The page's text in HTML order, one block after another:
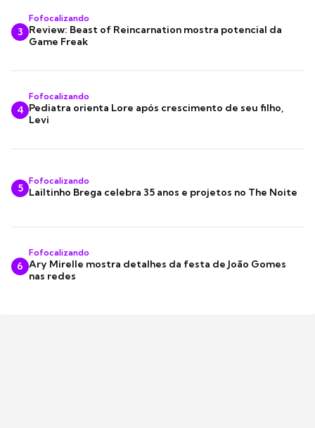
3
Fofocalizando
Review: Beast of Reincarnation mostra potencial da
Game Freak
4
Fofocalizando
Pediatra orienta Lore após crescimento de seu filho,
Levi
5
Fofocalizando
Lailtinho Brega celebra 35 anos e projetos no The Noite
6
Fofocalizando
Ary Mirelle mostra detalhes da festa de João Gomes
nas redes